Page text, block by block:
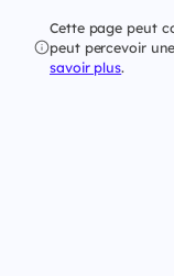
Cette page peut
peut percevoir
savoir plus.